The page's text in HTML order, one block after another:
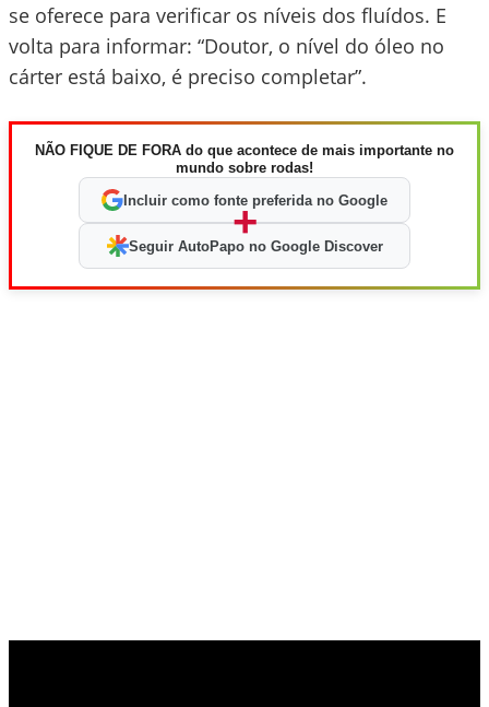
se oferece para verificar os níveis dos fluídos. E
volta para informar: “Doutor, o nível do óleo no
cárter está baixo, é preciso completar”.
NÃO FIQUE DE FORA do que acontece de mais importante no
mundo sobre rodas!
Incluir como fonte preferida no Google
+
Seguir AutoPapo no Google Discover